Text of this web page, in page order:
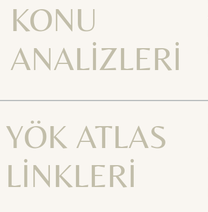
KONU
ANALİZLERİ
YÖK ATLAS
LİNKLERİ